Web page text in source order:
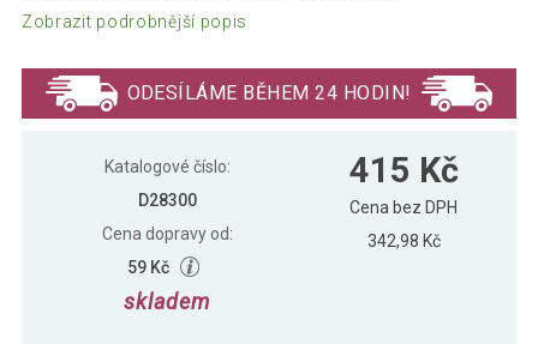
Zobrazit podrobnější popis
ODESÍLÁME BĚHEM 24 HODIN!
Katalogové číslo:
D28300
Cena dopravy od:
59 Kč
skladem
415 Kč
Cena bez DPH
342,98 Kč